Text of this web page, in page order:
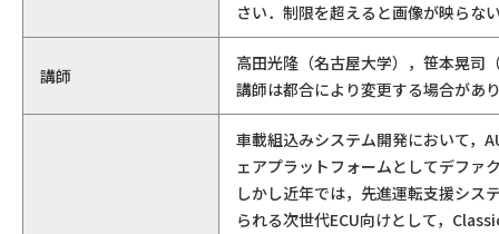
さい．制限を超えると画像が映らな
講師
高田光隆（名古屋大学），笹本晃司
講師は都合により変更する場合があ
車載組込みシステム開発において，
ェアプラットフォームとしてデファ
しかし近年では，先進運転支援シス
られる次世代ECU向けとして，